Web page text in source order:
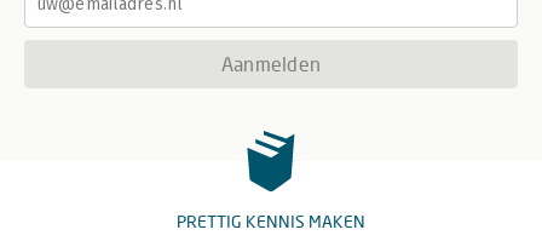
Aanmelden
PRETTIG KENNIS MAKEN